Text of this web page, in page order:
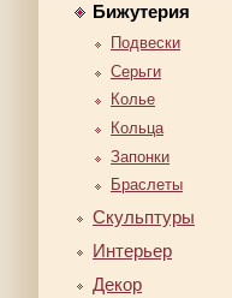
Бижутерия
Подвески
Серьги
Колье
Кольца
Запонки
Браслеты
Скульптуры
Интерьер
Декор